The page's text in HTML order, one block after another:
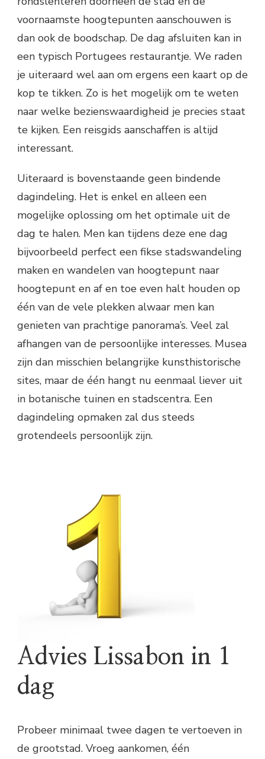
voornaamste hoogtepunten aanschouwen is
dan ook de boodschap. De dag afsluiten kan in
een typisch Portugees restaurantje. We raden
je uiteraard wel aan om ergens een kaart op de
kop te tikken. Zo is het mogelijk om te weten
naar welke bezienswaardigheid je precies staat
te kijken. Een reisgids aanschaffen is altijd
interessant.
Uiteraard is bovenstaande geen bindende
dagindeling. Het is enkel en alleen een
mogelijke oplossing om het optimale uit de
dag te halen. Men kan tijdens deze ene dag
bijvoorbeeld perfect een fikse stadswandeling
maken en wandelen van hoogtepunt naar
hoogtepunt en af en toe even halt houden op
één van de vele plekken alwaar men kan
genieten van prachtige panorama’s. Veel zal
afhangen van de persoonlijke interesses. Musea
zijn dan misschien belangrijke kunsthistorische
sites, maar de één hangt nu eenmaal liever uit
in botanische tuinen en stadscentra. Een
dagindeling opmaken zal dus steeds
grotendeels persoonlijk zijn.
Advies Lissabon in 1
dag
Probeer minimaal twee dagen te vertoeven in
de grootstad. Vroeg aankomen, één